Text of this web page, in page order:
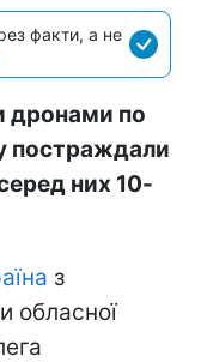
факти, а не
дронами по
постраждали
них 10-
з
обласної